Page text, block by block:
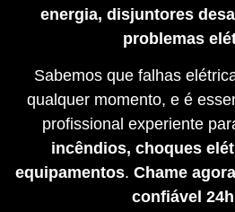
energia, disjuntores
problemas
Sabemos que falhas
qualquer momento, e é
profissional experiente
incêndios, choques
equipamentos. Chame
confiável